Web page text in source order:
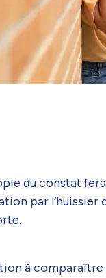
du constat
par l’huissier
à